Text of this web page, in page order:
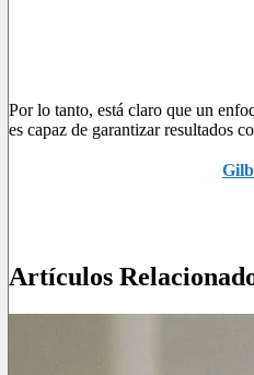
Por lo tanto, está claro que un
es capaz de garantizar resultados
Artículos